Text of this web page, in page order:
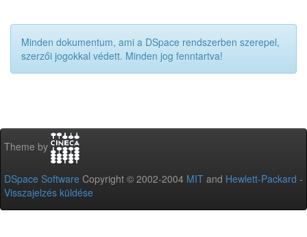
Minden dokumentum, ami a DSpace rendszerben szerepel,
szerzői jogokkal védett. Minden jog fenntartva!
Theme by
DSpace Software Copyright © 2002-2004 MIT and Hewlett-Packard -
Visszajelzés küldése